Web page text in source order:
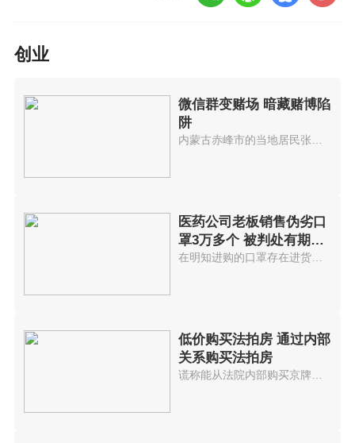
创业
微信群变赌场 暗藏赌博陷
阱
医药公司老板销售伪劣口
罩3万多个 被判处有期徒
刑7年
在明知进购的口罩存在进货渠道不...
低价购买法拍房 通过内部
关系购买法拍房